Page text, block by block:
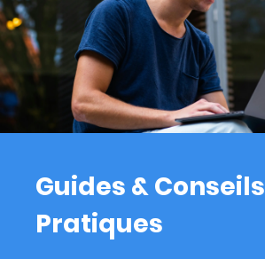
Guides & Conseils
Pratiques